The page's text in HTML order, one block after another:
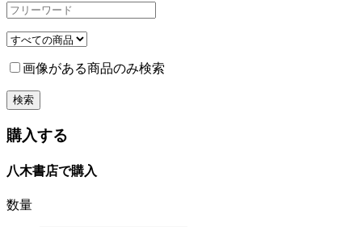
画像がある商品のみ検索
購入する
八木書店で購入
数量